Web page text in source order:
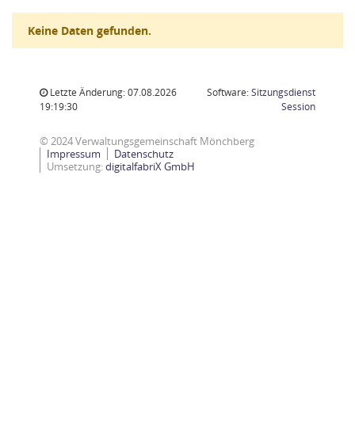
Keine Daten gefunden.
Letzte Änderung: 07.08.2026
19:19:30
Software:Sitzungsdienst
Session(Wird in
© 2024 Verwaltungsgemeinschaft Mönchberg
Impressum
Datenschutz
Umsetzung:digitalfabriX GmbH